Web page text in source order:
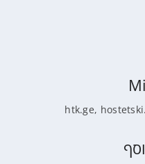
htk.ge ,